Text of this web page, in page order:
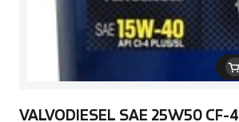
VALVODIESEL SAE 25W50 CF-4